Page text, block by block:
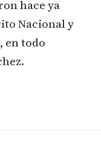
hace ya
Nacional y
en todo